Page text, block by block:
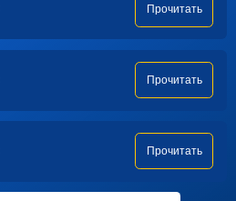
Прочитать
Прочитать
Прочитать